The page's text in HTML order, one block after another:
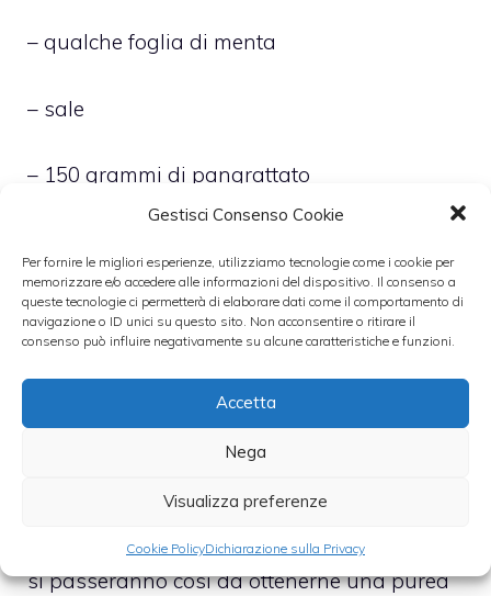
Gestisci Consenso Cookie
Per fornire le migliori esperienze, utilizziamo tecnologie come i cookie per
memorizzare e/o accedere alle informazioni del dispositivo. Il consenso a
queste tecnologie ci permetterà di elaborare dati come il comportamento di
navigazione o ID unici su questo sito. Non acconsentire o ritirare il
consenso può influire negativamente su alcune caratteristiche e funzioni.
Accetta
Nega
Visualizza preferenze
Cookie PolicyDichiarazione sulla Privacy
– qualche foglia di menta
– sale
– 150 grammi di pangrattato
– olio EVO
– Si comincerà facendo sobbollire le patate
in abbondante acqua salata per circa 25
– In seguito si raffredderanno sotto il getto
d’acqua fredda del rubinetto, si peleranno e
si passeranno così da ottenerne una purea